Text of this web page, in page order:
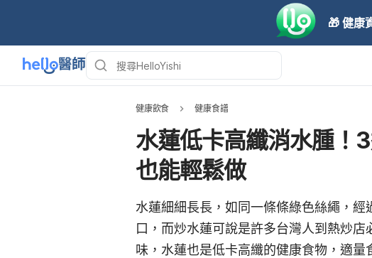
🎁 健康
健康飲食 健康食譜
水蓮低卡高纖消水腫！
也能輕鬆做
水蓮細細長長，如同一條條綠色絲繩，
口，而炒水蓮可說是許多台灣人到熱炒
味，水蓮也是低卡高纖的健康食物，適量